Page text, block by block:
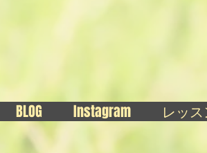
BLOG Instagram レッ